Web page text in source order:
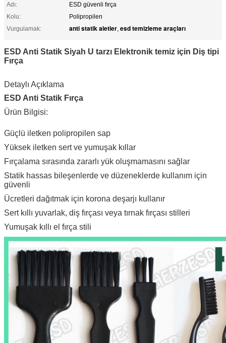
Adı:
ESD güvenli fırça
Kolu:
Polipropilen
Vurgulamak:
anti statik aletler, esd temizleme araçları
ESD Anti Statik Siyah U tarzı Elektronik temiz için Diş tipi
Fırça
Detaylı Açıklama
ESD Anti Statik Fırça
Ürün Bilgisi:
Güçlü iletken polipropilen sap
Yüksek iletken sert ve yumuşak kıllar
Fırçalama sırasında zararlı yük oluşmamasını sağlar
Statik hassas bileşenlerde ve düzeneklerde kullanım için
güvenli
Ücretleri dağıtmak için korona deşarjı kullanır
Sert kıllı yuvarlak, diş fırçası veya tırnak fırçası stilleri
Yumuşak kıllı el fırça stili